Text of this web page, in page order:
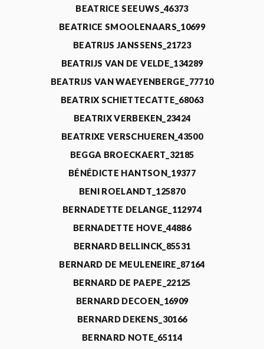
BEATRICE SEEUWS_46373
BEATRICE SMOOLENAARS_10699
BEATRIJS JANSSENS_21723
BEATRIJS VAN DE VELDE_134289
BEATRIJS VAN WAEYENBERGE_77710
BEATRIX SCHIETTECATTE_68063
BEATRIX VERBEKEN_23424
BEATRIXE VERSCHUEREN_43500
BEGGA BROECKAERT_32185
BÉNÉDICTE HANTSON_19377
BENI ROELANDT_125870
BERNADETTE DELANGE_112974
BERNADETTE HOVE_44886
BERNARD BELLINCK_85531
BERNARD DE MEULENEIRE_87164
BERNARD DE PAEPE_22125
BERNARD DECOEN_16909
BERNARD DEKENS_30166
BERNARD NOTE_65114